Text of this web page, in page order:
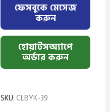
ফেসবুকে মেসেজ
করুন
হোয়াটসঅ্যাপে
অর্ডার করুন
SKU: CLBYK-39